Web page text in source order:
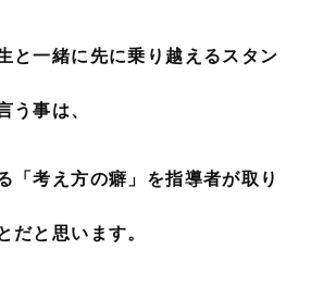
と一緒に先に乗り越えるスタン
う事は、
「考え方の癖」を指導者が取り
と思います。